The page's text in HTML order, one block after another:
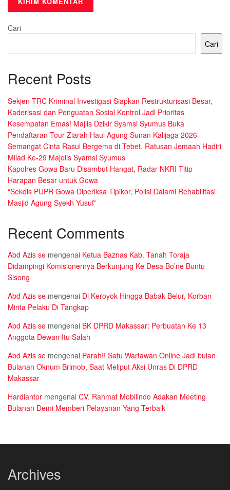
Cari
Cari
Recent Posts
Sekjen TRC Kriminal Investigasi Siapkan Restrukturisasi Besar,
Kaderisasi dan Penguatan Sosial Kontrol Jadi Prioritas
Kesempatan Emas! Majlis Dzikir Syamsi Syumus Buka
Pendaftaran Tour Ziarah Haul Agung Sunan Kalijaga 2026
Semangat Cinta Rasul Bergema di Tebet, Ratusan Jemaah Hadiri
Milad Ke-29 Majelis Syamsi Syumus
Kapolres Gowa Baru Disambut Hangat, Radar NKRI Titip
Harapan Besar untuk Gowa
“Sekdis PUPR Gowa Diperiksa Tipikor, Polisi Dalami Rehabilitasi
Masjid Agung Syekh Yusuf”
Recent Comments
Abd Azis se mengenai Ketua Baznas Kab. Tanah Toraja
Didampingi Komisionernya Berkunjung Ke Desa Bo’ne Buntu
Sisong
Abd Azis se mengenai Di Keroyok Hingga Babak Belur, Korban
Minta Pelaku Di Tangkap
Abd Azis se mengenai BK DPRD Makassar: Perbuatan Ke 13
Anggota Dewan Itu Salah
Abd Azis se mengenai Parah!! Satu Wartawan Online Jadi bulan
Bulanan Oknum Brimob, Saat Meliput Aksi Unras Di DPRD
Makassar
Hardiantor mengenai CV. Rahmat Mobilindo Adakan Meeting
Bulanan Demi Memberi Pelayanan Yang Terbaik
Archives